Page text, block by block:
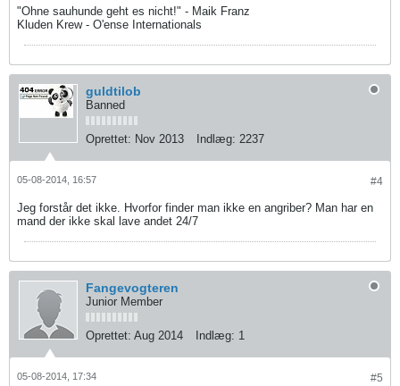
"Ohne sauhunde geht es nicht!" - Maik Franz
Kluden Krew - O'ense Internationals
guldtilob
Banned
Oprettet: Nov 2013 Indlæg: 2237
#4
05-08-2014, 16:57
Jeg forstår det ikke. Hvorfor finder man ikke en angriber? Man har en
mand der ikke skal lave andet 24/7
Fangevogteren
Junior Member
Oprettet: Aug 2014 Indlæg: 1
#5
05-08-2014, 17:34